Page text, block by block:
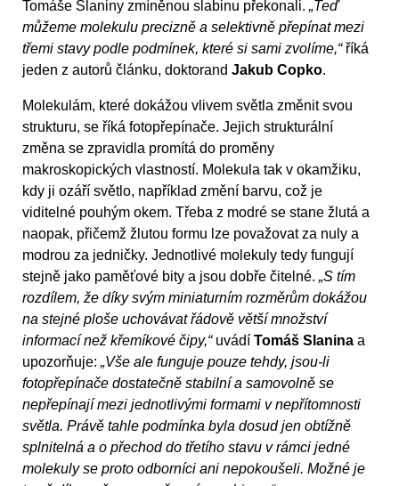
Tomáše Slaniny zmíněnou slabinu překonali. „Teď
můžeme molekulu precizně a selektivně přepínat mezi
třemi stavy podle podmínek, které si sami zvolíme,“říká
jeden z autorů článku, doktorand Jakub Copko.
Molekulám, které dokážou vlivem světla změnit svou
strukturu, se říká fotopřepínače. Jejich strukturální
změna se zpravidla promítá do proměny
makroskopických vlastností. Molekula tak v okamžiku,
kdy ji ozáří světlo, například změní barvu, což je
viditelné pouhým okem. Třeba z modré se stane žlutá a
naopak, přičemž žlutou formu lze považovat za nuly a
modrou za jedničky. Jednotlivé molekuly tedy fungují
stejně jako paměťové bity a jsou dobře čitelné. „S tím
rozdílem, že díky svým miniaturním rozměrům dokážou
na stejné ploše uchovávat řádově větší množství
informací než křemíkové čipy,“uvádí Tomáš Slanina a
upozorňuje: „Vše ale funguje pouze tehdy, jsou-li
fotopřepínače dostatečně stabilní a samovolně se
nepřepínají mezi jednotlivými formami v nepřítomnosti
světla. Právě tahle podmínka byla dosud jen obtížně
splnitelná a o přechod do třetího stavu v rámci jedné
molekuly se proto odborníci ani nepokoušeli. Možné je